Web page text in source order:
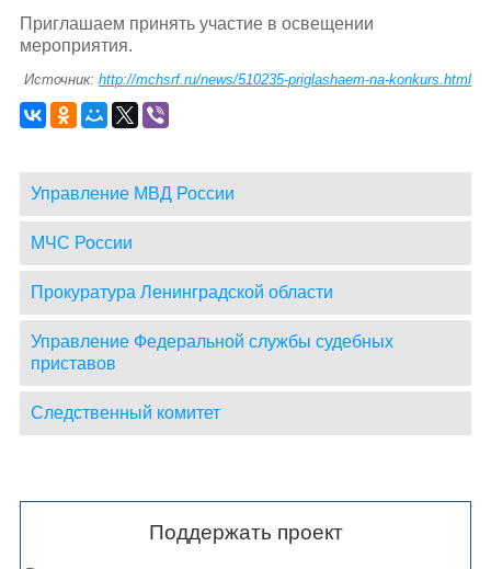
Приглашаем принять участие в освещении
мероприятия.
Источник:http://mchsrf.ru/news/510235-priglashaem-na-konkurs.html
Управление МВД России
МЧС России
Прокуратура Ленинградской области
Управление Федеральной службы судебных
приставов
Следственный комитет
Поддержать проект